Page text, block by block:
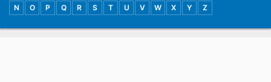
N
O P Q R S T U V W X Y Z